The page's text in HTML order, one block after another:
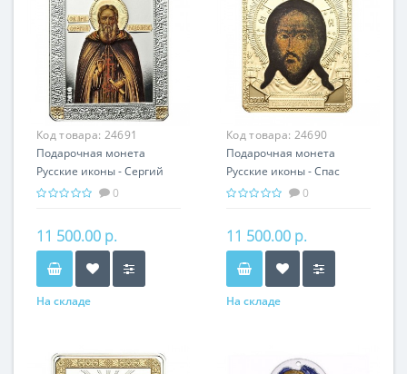
Код товара: 24691
Подарочная монета
Русские иконы - Сергий
Радонежский серебро
подарок
0
11 500.00 р.
На складе
Код товара: 24690
Подарочная монета
Русские иконы - Спас
Нерукотворный серебро
подарок
0
11 500.00 р.
На складе